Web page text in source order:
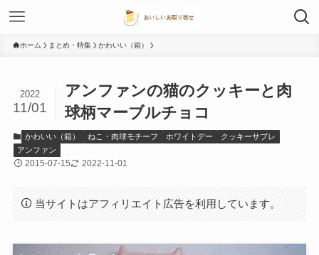
ホーム まとめ・特集 かわいい（箱）
アンファンの猫のクッキーと肉
球柄マーブルチョコ
2022
11/01
かわいい（箱） ねこ・肉球モチーフ ホワイトデー
クッキーサブレ
アンファン
2015-07-15 2022-11-01
当サイトはアフィリエイト広告を利用しています。